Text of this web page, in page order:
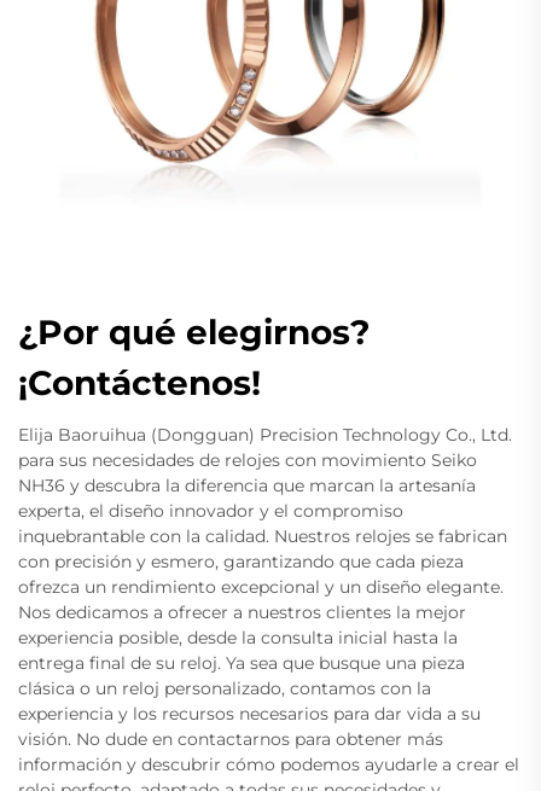
¿Por qué elegirnos?
¡Contáctenos!
Elija Baoruihua (Dongguan) Precision Technology Co., Ltd.
para sus necesidades de relojes con movimiento Seiko
NH36 y descubra la diferencia que marcan la artesanía
experta, el diseño innovador y el compromiso
inquebrantable con la calidad. Nuestros relojes se fabrican
con precisión y esmero, garantizando que cada pieza
ofrezca un rendimiento excepcional y un diseño elegante.
Nos dedicamos a ofrecer a nuestros clientes la mejor
experiencia posible, desde la consulta inicial hasta la
entrega final de su reloj. Ya sea que busque una pieza
clásica o un reloj personalizado, contamos con la
experiencia y los recursos necesarios para dar vida a su
visión. No dude en contactarnos para obtener más
información y descubrir cómo podemos ayudarle a crear el